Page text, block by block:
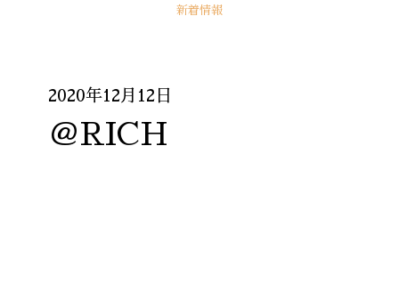
新着情報
2020年12月12日
＠RICH